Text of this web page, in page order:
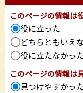
このページの情報は
役に立った
どちらともいえ
役に立たなかっ
このページの情報は
見つけやすかっ